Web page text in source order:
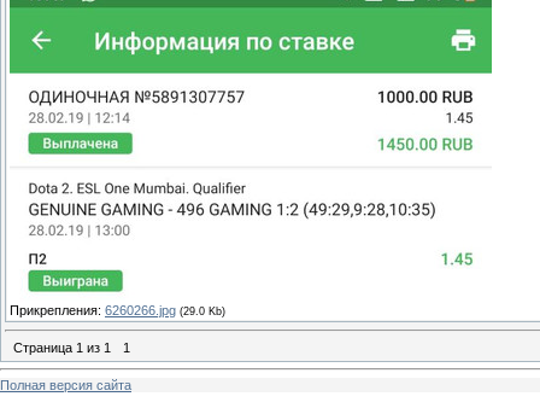
Прикрепления: 6260266.jpg (29.0 Kb)
Страница 1 из 1 1
Полная версия сайта